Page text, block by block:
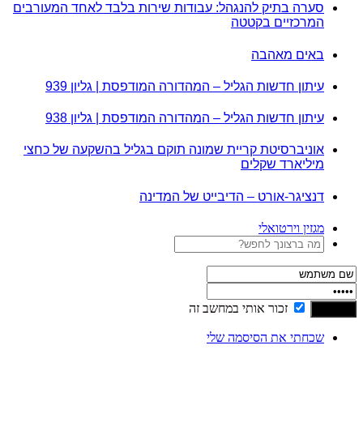
סערה בתיק להנגהל: עבודות שירות בלבד לאחד המעורבים
המרכזיים בקטטה
באים מאהבה
עיתון חדשות הגליל – המהדורה המודפסת | גליון 939
עיתון חדשות הגליל – המהדורה המודפסת | גליון 938
אוניברסיטת קריית שמונה תוקם בגליל בהשקעה של כחצי
מיליארד שקלים
דנציגר-אורט – הדיבייט של המדינה
מגזין וירטואלי
זכור אותי במחשב זה
שכחתי את הסיסמה שלי